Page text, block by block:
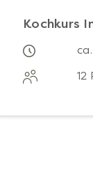
Kochkurs
12